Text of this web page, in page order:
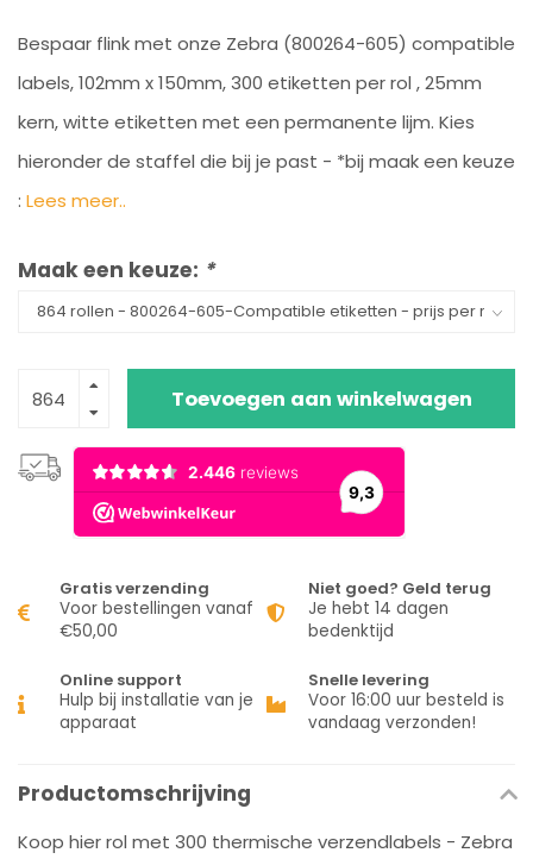
Bespaar flink met onze Zebra (800264-605) compatible
labels, 102mm x 150mm, 300 etiketten per rol , 25mm
kern, witte etiketten met een permanente lijm. Kies
hieronder de staffel die bij je past - *bij maak een keuze
: Lees meer..
Maak een keuze: *
Toevoegen aan winkelwagen
Gratis verzending
Voor bestellingen vanaf
€50,00
Niet goed? Geld terug
Je hebt 14 dagen
bedenktijd
Online support
Hulp bij installatie van je
apparaat
Snelle levering
Voor 16:00 uur besteld is
vandaag verzonden!
Productomschrijving
Koop hier rol met 300 thermische verzendlabels - Zebra